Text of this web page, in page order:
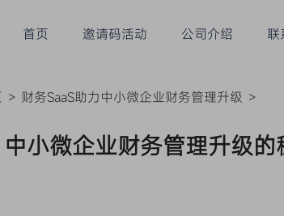
首页 邀请码活动 公司介绍 联
> 财务SaaS助力中小微企业财务管理升级 >
小微企业财务管理升级